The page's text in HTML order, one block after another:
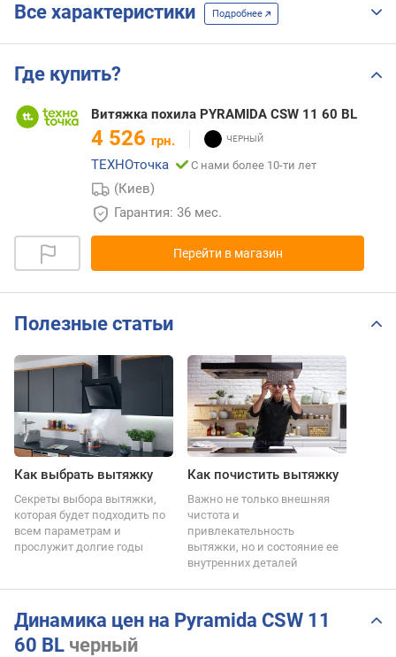
Все характеристики Подробнее
Где купить?
Витяжка похила PYRAMIDA CSW 11 60 BL
4 526 грн.
ТЕХНОточка
С нами более 10-ти лет
(Киев)
Гарантия: 36 мес.
Перейти в магазин
Полезные статьи
Как выбрать вытяжку
Секреты выбора вытяжки,
которая будет подходить по
всем параметрам и
прослужит долгие годы
Как почистить вытяжку
Важно не только внешняя
чистота и
привлекательность
вытяжки, но и состояние ее
внутренних деталей
Динамика цен на Pyramida CSW 11
60 BL черный